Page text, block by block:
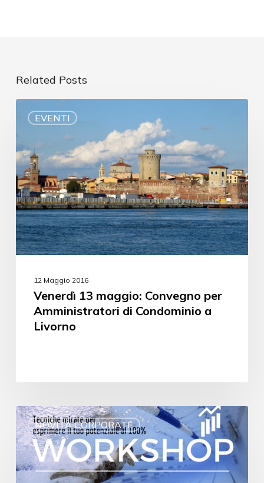
Related Posts
EVENTI
12 Maggio 2016
Venerdì 13 maggio: Convegno per
Amministratori di Condominio a
Livorno
NOVITÀ CORPORATE